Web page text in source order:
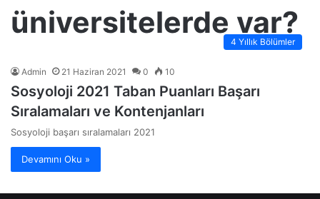
üniversitelerde var?
4 Yıllık Bölümler
Admin 21 Haziran 2021 0 10
Sosyoloji 2021 Taban Puanları Başarı
Sıralamaları ve Kontenjanları
Sosyoloji başarı sıralamaları 2021
Devamını Oku »